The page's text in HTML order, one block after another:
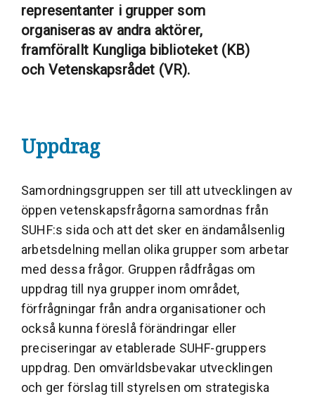
representanter i grupper som
organiseras av andra aktörer,
framförallt Kungliga biblioteket (KB)
och Vetenskapsrådet (VR).
Uppdrag
Samordningsgruppen ser till att utvecklingen av
öppen vetenskapsfrågorna samordnas från
SUHF:s sida och att det sker en ändamålsenlig
arbetsdelning mellan olika grupper som arbetar
med dessa frågor. Gruppen rådfrågas om
uppdrag till nya grupper inom området,
förfrågningar från andra organisationer och
också kunna föreslå förändringar eller
preciseringar av etable­rade SUHF-gruppers
uppdrag. Den omvärldsbevakar utvecklingen
och ger förslag till styrelsen om strategiska